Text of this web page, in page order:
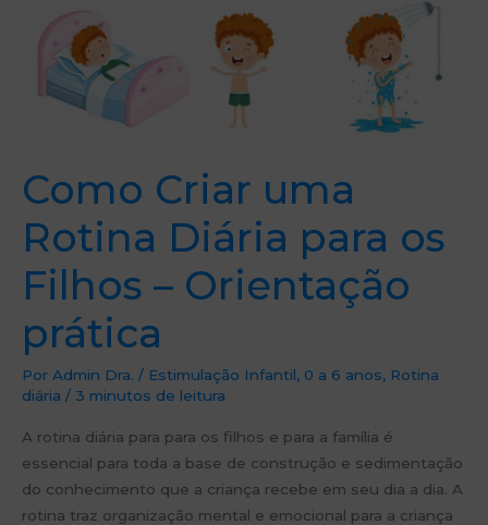
Como Criar uma
Rotina Diária para os
Filhos – Orientação
prática
Por Admin Dra. / Estimulação Infantil, 0 a 6 anos, Rotina
diária / 3 minutos de leitura
A rotina diária para para os filhos e para a família é
essencial para toda a base de construção e sedimentação
do conhecimento que a criança recebe em seu dia a dia. A
rotina traz organização mental e emocional para a criança